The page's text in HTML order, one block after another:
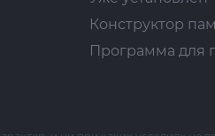
Конструктор
Программа для